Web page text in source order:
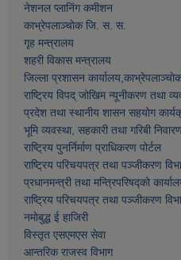
नेशनल प्लानिंग कमीशन
काभ्रेपलाञ्चाेक जि. स. स.
गृह मन्त्रालय
शहरी विकास मन्त्रालय
जिल्ला प्रशासन
राष्ट्रिय विपद् जोखिम न्यूनीकरण तथा
प्रदेश तथा स्थानीय शासन सहयोग
भूमि व्यवस्था, सहकारी तथा गरिबी
राष्ट्रिय पुनर्निर्माण प्राधिकरण पोर्टल
राष्ट्रिय परिचयपत्र तथा पञ्जीकरण
प्रधानमन्त्री तथा मन्त्रिपरिषद्को
राष्ट्रिय परिचयपत्र तथा पञ्जीकरण
नमाेबुद्ध ई हाजिरी
विस्तृत एसएमएस सेवा
आन्तरिक राजस्व विभाग